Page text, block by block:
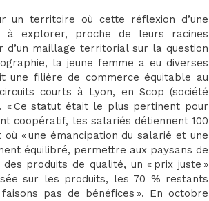
un territoire où cette réflexion d’une
à explorer, proche de leurs racines
d’un maillage territorial sur la question
la jeune femme a eu diverses
une filière de commerce équitable au
courts à Lyon, en Scop (société
« Ce statut était le plus pertinent pour
coopératif, les salariés détiennent 100
« une émancipation du salarié et une
équilibré, permettre aux paysans de
produits de qualité, un « prix juste »
sur les produits, les 70 % restants
pas de bénéfices ». En octobre